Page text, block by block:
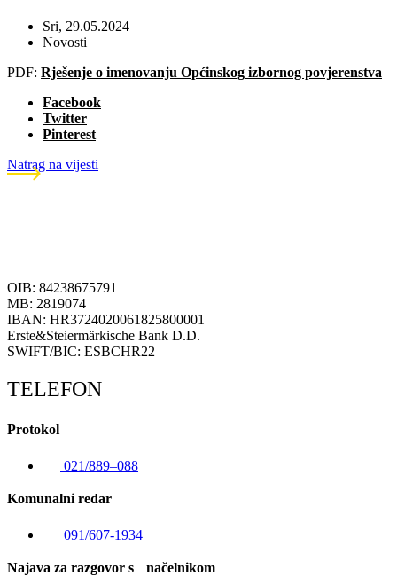
Sri, 29.05.2024
Novosti
PDF: Rješenje o imenovanju Općinskog izbornog povjerenstva
Facebook
Twitter
Pinterest
Natrag na vijesti
OIB: 84238675791
MB: 2819074
IBAN: HR3724020061825800001
Erste&Steiermärkische Bank D.D.
SWIFT/BIC: ESBCHR22
TELEFON
Protokol
021/889–088
Komunalni redar
091/607-1934
Najava za razgovor s načelnikom